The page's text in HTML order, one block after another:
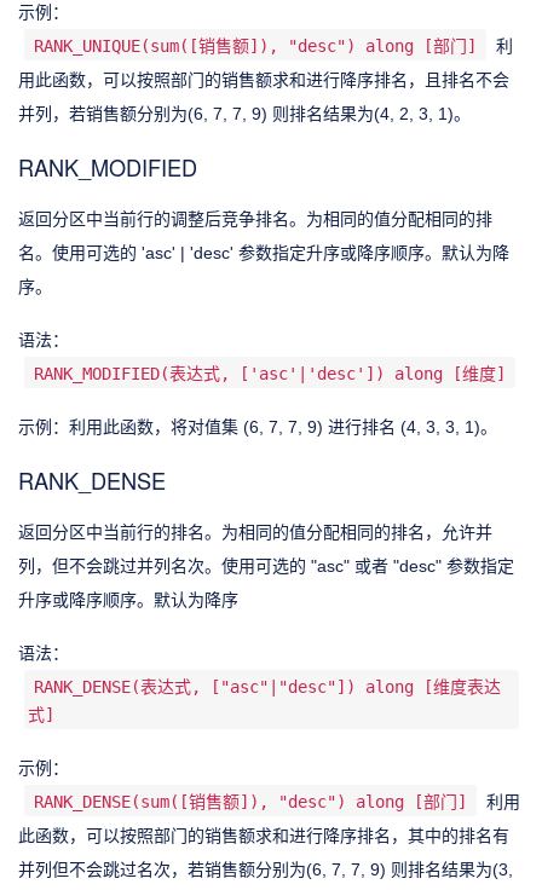
示例：
RANK_UNIQUE(sum([销售额]), "desc") along [部门]
利
用此函数，可以按照部门的销售额求和进行降序排名，且排名不会
并列，若销售额分别为(6, 7, 7, 9) 则排名结果为(4, 2, 3, 1)。
RANK_MODIFIED
返回分区中当前行的调整后竞争排名。为相同的值分配相同的排
名。使用可选的 'asc' | 'desc' 参数指定升序或降序顺序。默认为降
序。
语法：
RANK_MODIFIED(表达式, ['asc'|'desc']) along [维度]
示例：利用此函数，将对值集 (6, 7, 7, 9) 进行排名 (4, 3, 3, 1)。
RANK_DENSE
返回分区中当前行的排名。为相同的值分配相同的排名，允许并
列，但不会跳过并列名次。使用可选的 "asc" 或者 "desc" 参数指定
升序或降序顺序。默认为降序
语法：
RANK_DENSE(表达式, ["asc"|"desc"]) along [维度表达
式]
示例：
RANK_DENSE(sum([销售额]), "desc") along [部门]
利用
此函数，可以按照部门的销售额求和进行降序排名，其中的排名有
并列但不会跳过名次，若销售额分别为(6, 7, 7, 9) 则排名结果为(3,